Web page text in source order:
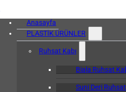
Anasayfa
PLASTİK ÜRÜNLER
Ruhsat Kabı
Biala Ruhsat
Suni Deri Ruhsat